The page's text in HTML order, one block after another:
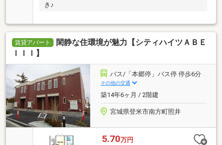
き♪
賃貸アパート
閑静な住環境が魅力【シティハイツＡＢＥ
ＩＩＩ】
バス/「本郷停」バス停 停歩6分
その他の交通
築14年6ヶ月 / 2階建
宮城県登米市南方町照井
5.70万円